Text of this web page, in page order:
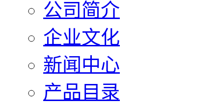
公司简介
企业文化
新闻中心
产品目录